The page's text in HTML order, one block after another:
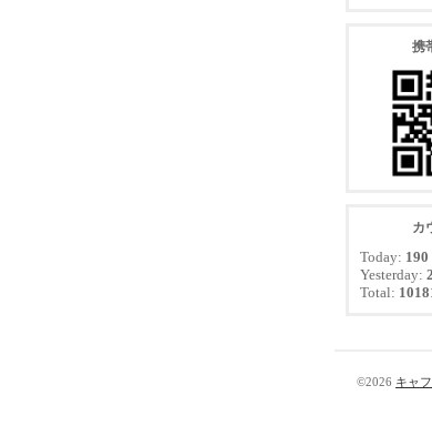
携
カ
Today: 190
Yesterday:
Total:
©2026 キャ